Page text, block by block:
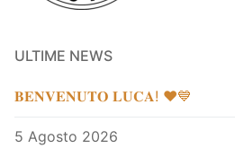
ULTIME NEWS
𝐁𝐄𝐍𝐕𝐄𝐍𝐔𝐓𝐎 𝐋𝐔𝐂𝐀! ❤️💙
5 Agosto 2026